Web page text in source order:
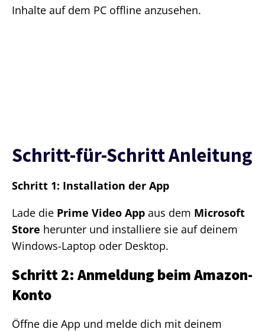
Inhalte auf dem PC offline anzusehen.
Schritt-für-Schritt Anleitung
Schritt 1: Installation der App
Lade die Prime Video App aus dem Microsoft
Store herunter und installiere sie auf deinem
Windows-Laptop oder Desktop.
Schritt 2: Anmeldung beim Amazon-
Konto
Öffne die App und melde dich mit deinem